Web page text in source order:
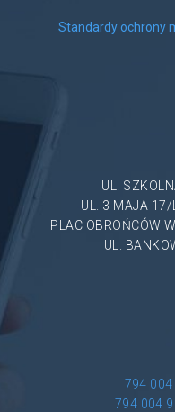
Standardy ochrony
UL.
UL. 3 MAJA 17/
PLAC OBROŃCÓW
UL.
794
794 004